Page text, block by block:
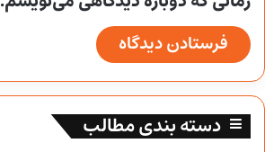
دسته بندی مطالب